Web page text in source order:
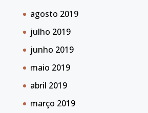
agosto 2019
julho 2019
junho 2019
maio 2019
abril 2019
março 2019